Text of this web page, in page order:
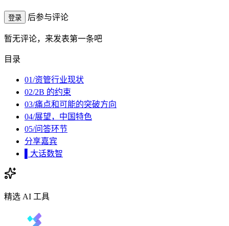
登录 后参与评论
暂无评论，来发表第一条吧
目录
01/资管行业现状
02/2B 的约束
03/痛点和可能的突破方向
04/展望，中国特色
05/问答环节
分享嘉宾
▌大话数智
精选 AI 工具